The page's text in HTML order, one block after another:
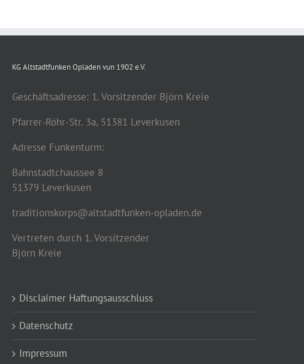
KG Altstadtfunken Opladen vun 1902 e.V.
Geschäftsadresse: 1. Vorsitzender Björn Kreie
Pfarrer-Röhr-Str. 3a, 51381 Leverkusen
Adresse Funkenturm:
Bahnstadtchaussee 8
51379 Leverkusen
traditionskorps@altstadtfunken-opladen.de
Vertreten durch 1. Vorsitzender
Björn Kreie
Disclaimer Haftungsausschluss
Datenschutz
Impressum